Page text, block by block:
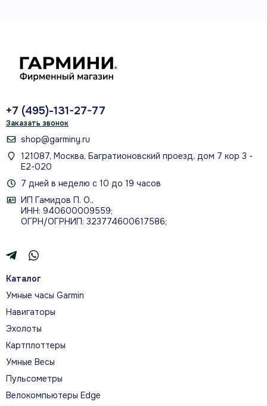
Чёткие подсказки без
перегруженной карты
Маршрут строится в приложении Beeline на
совместимом смартфоне, после чего Moto II
выводит главное на отдельный экран в поле
зрения. Можно выбрать быстрый или более
пропускать точки, использовать режим
просматривать итоговую статистику.
Главное в реальной
эксплуатации
+7 (495)-131-27-77
Заказать звонок
shop@garminy.ru
121087, Москва, Багратионовский проезд, дом 7 кор 3 -
Е2-020
7 дней в неделю с 10 до 19 часов
ИП Гамидов П. О.,
ИНН: 940600009559;
ОГРН/ОГРНИП: 323774600617586;
Каталог
Умные часы Garmin
Навигаторы
Эхолоты
Картплоттеры
Умные Весы
Пульсометры
Велокомпьютеры Edge